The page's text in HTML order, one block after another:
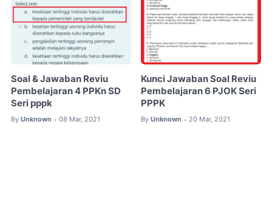
Soal & Jawaban Reviu
Pembelajaran 4 PPKn SD
Seri pppk
By Unknown • 08 Mar, 2021
Kunci Jawaban Soal Reviu
Pembelajaran 6 PJOK Seri
PPPK
By Unknown • 20 Mar, 2021